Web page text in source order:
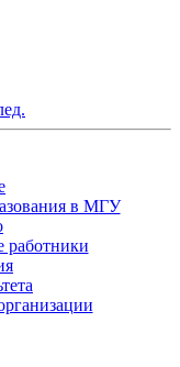
в МГУ
работники